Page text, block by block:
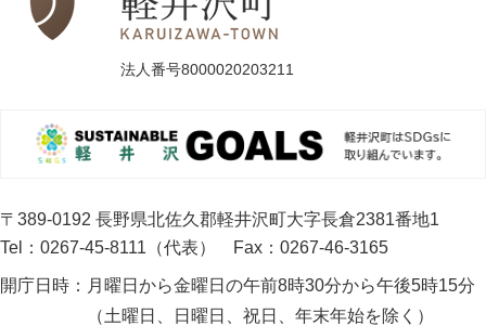
法人番号8000020203211
〒389-0192 長野県北佐久郡軽井沢町大字長倉2381番地1
Tel：0267-45-8111（代表）
Fax：0267-46-3165
開庁日時： 月曜日から金曜日の午前8時30分から午後5時15分
（土曜日、日曜日、祝日、年末年始を除く）